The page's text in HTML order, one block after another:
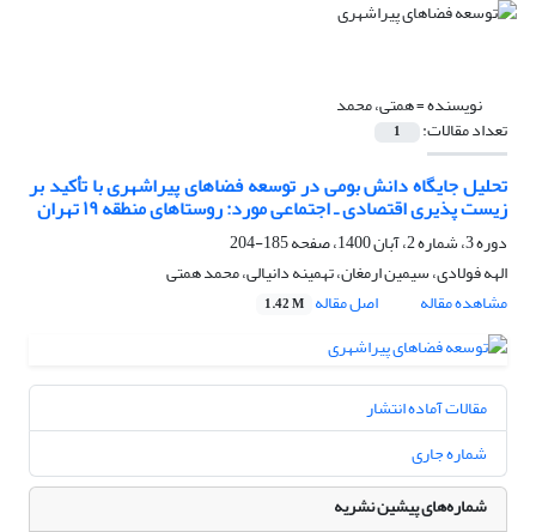
نویسنده =همتی، محمد
تعداد مقالات: 1
تحلیل جایگاه دانش بومی در توسعه فضاهای پیراشهری با تأکید بر
زیست پذیری اقتصادی ـ اجتماعی مورد: روستاهای منطقه ۱۹ تهران
دوره 3، شماره 2، آبان 1400، صفحه
185-204
الهه فولادی، سیمین ارمغان، تهمینه دانیالی، محمد همتی
مشاهده مقاله
اصل مقاله 1.42 M
مقالات آماده انتشار
شماره جاری
شماره‌های پیشین نشریه